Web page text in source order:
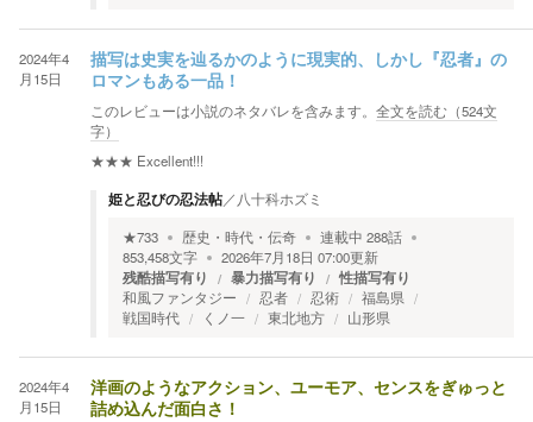
2024年4
月15日
描写は史実を辿るかのように現実的、しかし『忍者』の
ロマンもある一品！
このレビューは小説のネタバレを含みます。 全文を読む（524文
字）
★★★ Excellent!!!
姫と忍びの忍法帖／ 八十科ホズミ
★733 歴史・時代・伝奇 連載中 288話
853,458文字 2026年7月18日 07:00更新
残酷描写有り 暴力描写有り 性描写有り
和風ファンタジー 忍者 忍術
福島県
戦国時代
くノ一 東北地方 山形県
2024年4
月15日
洋画のようなアクション、ユーモア、センスをぎゅっと
詰め込んだ面白さ！